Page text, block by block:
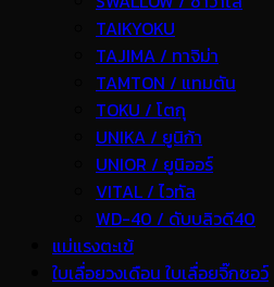
TAIKYOKU
TAJIMA / ทาจิม่า
TAMTON / แทมตัน
TOKU / โตกุ
UNIKA / ยูนิก้า
UNIOR / ยูนิออร์
VITAL / ไวทัล
WD-40 / ดับบลิวดี40
แม่แรงตะเข้
ใบเลื่อยวงเดือน ใบเลื่อยจิ๊กซอว์